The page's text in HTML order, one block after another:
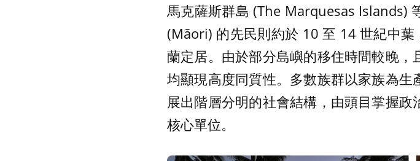
馬克薩斯群島 (The Marquesas Islands)
(Māori) 的先民則約於 10 至 14 世紀中
蘭定居。由於部分島嶼的移住時間較晚
均顯現高度同質性。多數族群以家族為
展出階層分明的社會結構，由頭目掌握
核心單位。